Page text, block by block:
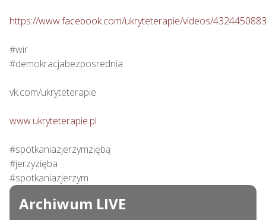
https://www.facebook.com/ukryteterapie/videos/
#wir
#demokracjabezposrednia
vk.com/ukryteterapie
www.ukryteterapie.pl
#spotkaniazjerzymziębą
#jerzyzięba
#spotkaniazjerzym
Archiwum LIVE